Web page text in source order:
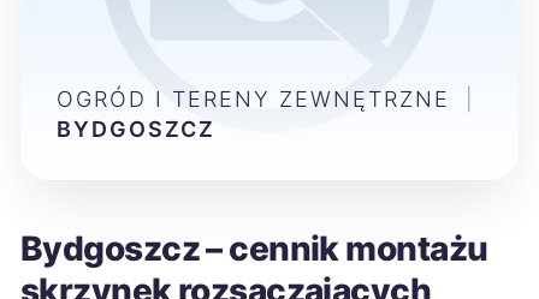
Bydgoszcz – cennik montażu
skrzynek rozsączających
OGRÓD I TERENY ZEWNĘTRZNE
BYDGOSZCZ